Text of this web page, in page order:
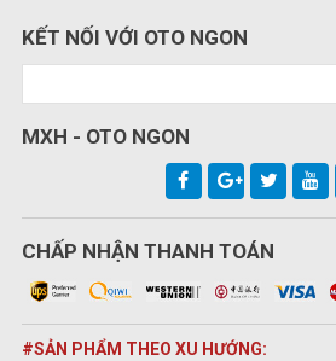
KẾT NỐI VỚI OTO NGON
MXH - OTO NGON
CHẤP NHẬN THANH TOÁN
#SẢN PHẨM THEO XU HƯỚNG: